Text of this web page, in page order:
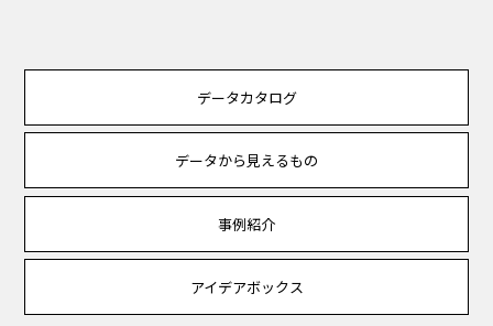
データカタログ
データから見えるもの
事例紹介
アイデアボックス